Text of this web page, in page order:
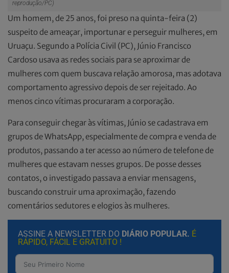
reprodução/PC)
Um homem, de 25 anos, foi preso na quinta-feira (2)
suspeito de ameaçar, importunar e perseguir mulheres, em
Uruaçu. Segundo a Polícia Civil (PC), Júnio Francisco
Cardoso usava as redes sociais para se aproximar de
mulheres com quem buscava relação amorosa, mas adotava
comportamento agressivo depois de ser rejeitado. Ao
menos cinco vítimas procuraram a corporação.
Para conseguir chegar às vítimas, Júnio se cadastrava em
grupos de WhatsApp, especialmente de compra e venda de
produtos, passando a ter acesso ao número de telefone de
mulheres que estavam nesses grupos. De posse desses
contatos, o investigado passava a enviar mensagens,
buscando construir uma aproximação, fazendo
comentários sedutores e elogios às mulheres.
ASSINE A NEWSLETTER DO DIÁRIO POPULAR. É
RÁPIDO, FÁCIL E GRATUITO !